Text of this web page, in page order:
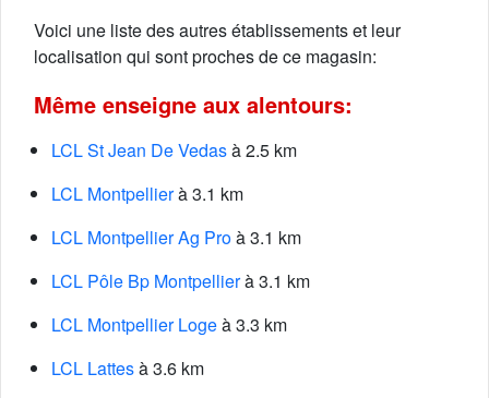
Voici une liste des autres établissements et leur
localisation qui sont proches de ce magasin:
Même enseigne aux alentours:
LCL St Jean De Vedasà 2.5 km
LCL Montpellierà 3.1 km
LCL Montpellier Ag Proà 3.1 km
LCL Pôle Bp Montpellierà 3.1 km
LCL Montpellier Logeà 3.3 km
LCL Lattesà 3.6 km